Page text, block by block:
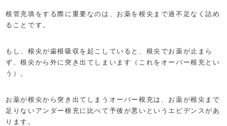
根管充填をする際に重要なのは、お薬を根尖まで過不足なく詰め
ることです。
もし、根尖が歯根吸収を起こしていると、根尖でお薬が止まら
ず、根尖から外に突き出てしまいます（これをオーバー根充とい
う）。
お薬が根尖から突き出てしまうオーバー根充は、お薬が根尖まで
足りないアンダー根充に比べて予後が悪いというエビデンスがあ
ります。